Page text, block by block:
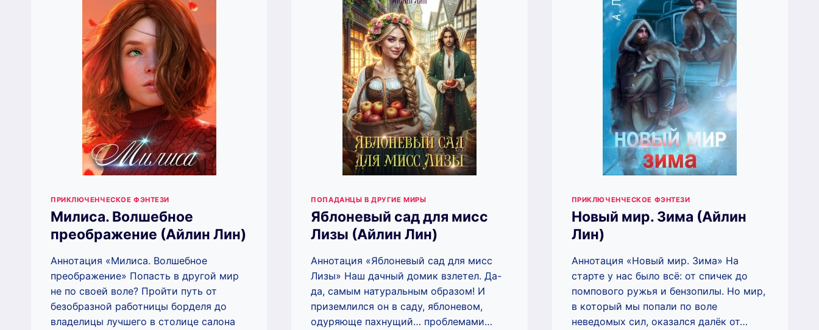
ПРИКЛЮЧЕНЧЕСКОЕ ФЭНТЕЗИ
Милиса. Волшебное
преображение (Айлин Лин)
Аннотация «Милиса. Волшебное
преображение» Попасть в другой мир
не по своей воле? Пройти путь от
безобразной работницы борделя до
владелицы лучшего в столице салона
ПОПАДАНЦЫ В ДРУГИЕ МИРЫ
Яблоневый сад для мисс
Лизы (Айлин Лин)
Аннотация «Яблоневый сад для мисс
Лизы» Наш дачный домик взлетел. Да-
да, самым натуральным образом! И
приземлился он в саду, яблоневом,
одуряюще пахнущий… проблемами…
ПРИКЛЮЧЕНЧЕСКОЕ ФЭНТЕЗИ
Новый мир. Зима (Айлин
Лин)
Аннотация «Новый мир. Зима» На
старте у нас было всё: от спичек до
помпового ружья и бензопилы. Но мир,
в который мы попали по воле
неведомых сил, оказался далёк от…